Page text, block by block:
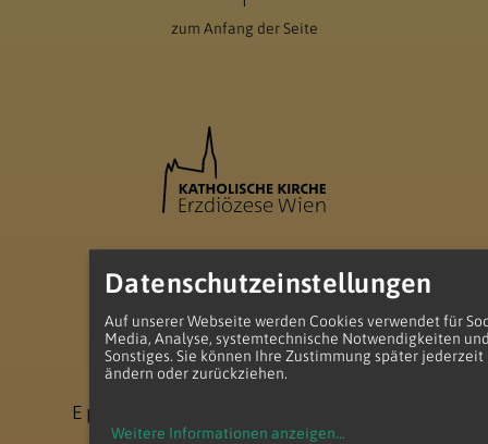
zum Anfang der Seite
Teilgemeinde Zu den hl. Aposteln
Salvatorianerpl. 1
1100 Wien
E pfarre.wienerberg@katholischekirche.at
Datenschutzeinstellungen
Auf unserer Webseite werden Cookies verwendet für
Media, Analyse, systemtechnische Notwendigkeiten
Sonstiges. Sie können Ihre Zustimmung später jederzeit
ändern oder zurückziehen.
Weitere Informationen anzeigen...